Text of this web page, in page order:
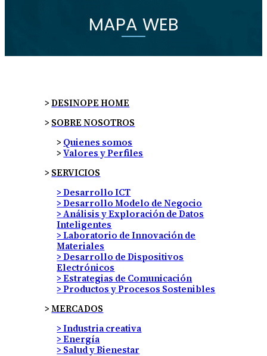
MAPA WEB
>DESINOPE HOME
> SOBRENOSOTROS
> Quienes somos
>Valores y Perfiles
> SERVICIOS
> Desarrollo ICT
> Desarrollo Modelo de Negocio
> Análisis y Exploración de Datos
Inteligentes
> Laboratorio de Innovación de
Materiales
> Desarrollo de Dispositivos
Electrónicos
> Estrategias de Comunicación
> Productos y Procesos Sostenibles
> MERCADOS
> Industria creativa
> Energía
> Salud y Bienestar